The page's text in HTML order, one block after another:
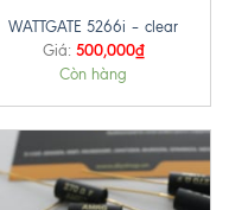
WATTGATE 5266i – clear
Giá: 500,000₫
Còn hàng